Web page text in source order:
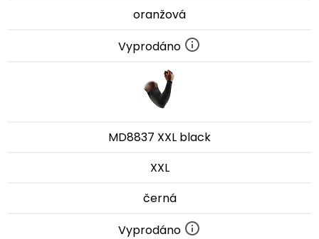
oranžová
Vyprodáno
MD8837 XXL black
XXL
černá
Vyprodáno